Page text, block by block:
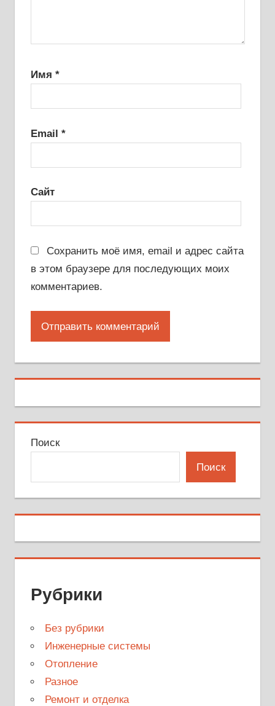
Имя *
Email *
Сайт
Сохранить моё имя, email и адрес сайта
в этом браузере для последующих моих
комментариев.
Поиск
Поиск
Рубрики
Без рубрики
Инженерные системы
Отопление
Разное
Ремонт и отделка